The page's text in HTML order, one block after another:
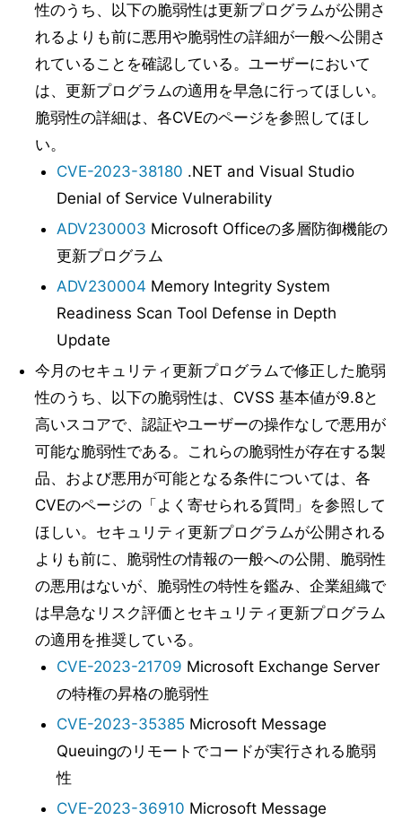
性のうち、以下の脆弱性は更新プログラムが公開さ
れるよりも前に悪用や脆弱性の詳細が一般へ公開さ
れていることを確認している。ユーザーにおいて
は、更新プログラムの適用を早急に行ってほしい。
脆弱性の詳細は、各CVEのページを参照してほし
い。
CVE-2023-38180 .NET and Visual Studio
Denial of Service Vulnerability
ADV230003 Microsoft Officeの多層防御機能の
更新プログラム
ADV230004 Memory Integrity System
Readiness Scan Tool Defense in Depth
Update
今月のセキュリティ更新プログラムで修正した脆弱
性のうち、以下の脆弱性は、CVSS 基本値が9.8と
高いスコアで、認証やユーザーの操作なしで悪用が
可能な脆弱性である。これらの脆弱性が存在する製
品、および悪用が可能となる条件については、各
CVEのページの「よく寄せられる質問」を参照して
ほしい。セキュリティ更新プログラムが公開される
よりも前に、脆弱性の情報の一般への公開、脆弱性
の悪用はないが、脆弱性の特性を鑑み、企業組織で
は早急なリスク評価とセキュリティ更新プログラム
の適用を推奨している。
CVE-2023-21709 Microsoft Exchange Server
の特権の昇格の脆弱性
CVE-2023-35385Microsoft Message
Queuingのリモートでコードが実行される脆弱
性
CVE-2023-36910 Microsoft Message